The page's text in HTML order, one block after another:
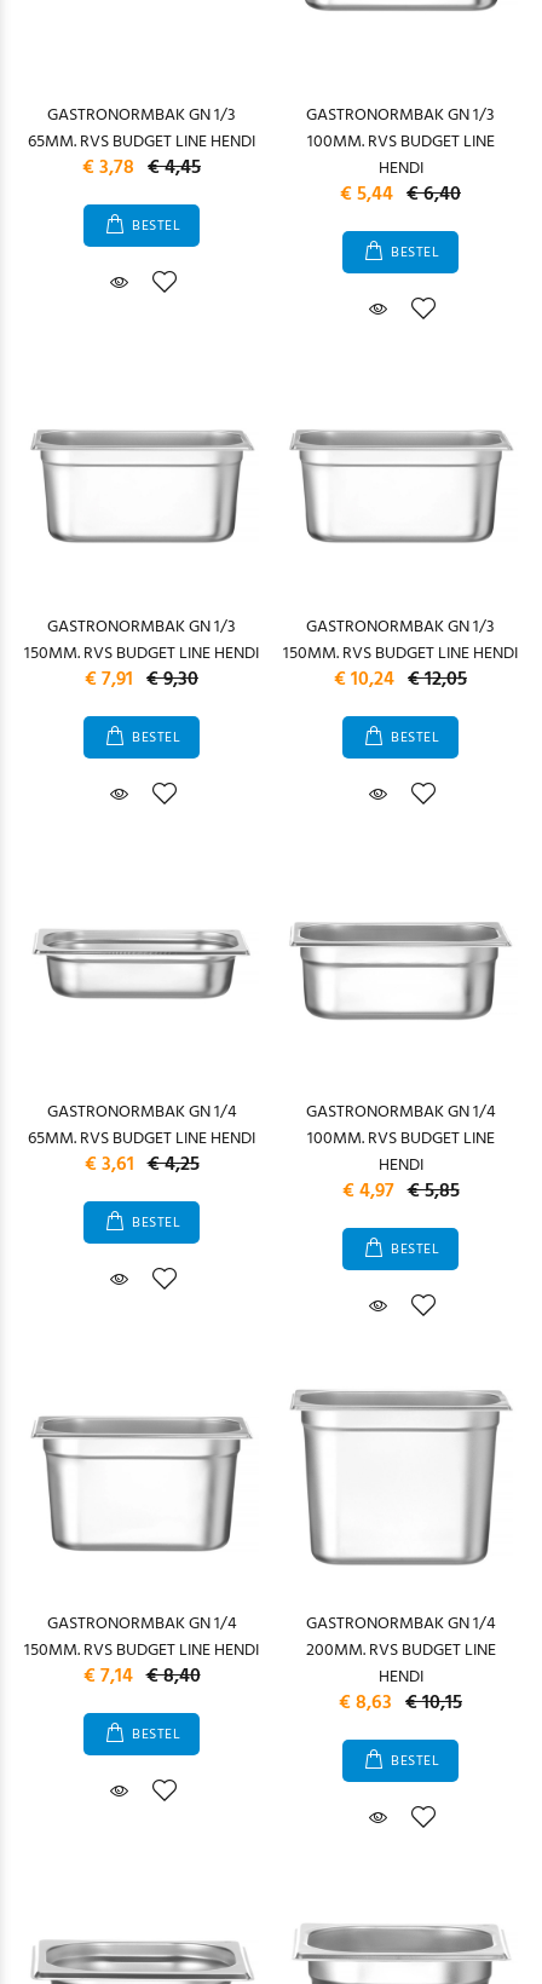
GASTRONORMBAK GN 1/3
65MM. RVS BUDGET LINE HENDI
€ 3,78 € 4,45
BESTEL
GASTRONORMBAK GN 1/3
100MM. RVS BUDGET LINE
HENDI
€ 5,44 € 6,40
BESTEL
GASTRONORMBAK GN 1/3
150MM. RVS BUDGET LINE HENDI
€ 7,91 € 9,30
BESTEL
GASTRONORMBAK GN 1/3
150MM. RVS BUDGET LINE HENDI
€ 10,24 € 12,05
BESTEL
GASTRONORMBAK GN 1/4
65MM. RVS BUDGET LINE HENDI
€ 3,61 € 4,25
BESTEL
GASTRONORMBAK GN 1/4
100MM. RVS BUDGET LINE
HENDI
€ 4,97 € 5,85
BESTEL
GASTRONORMBAK GN 1/4
150MM. RVS BUDGET LINE HENDI
€ 7,14 € 8,40
BESTEL
GASTRONORMBAK GN 1/4
200MM. RVS BUDGET LINE
HENDI
€ 8,63 € 10,15
BESTEL